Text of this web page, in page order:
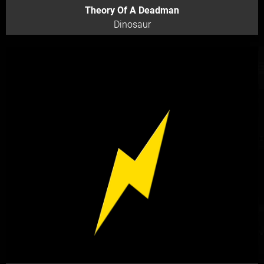
Theory Of A Deadman
Dinosaur